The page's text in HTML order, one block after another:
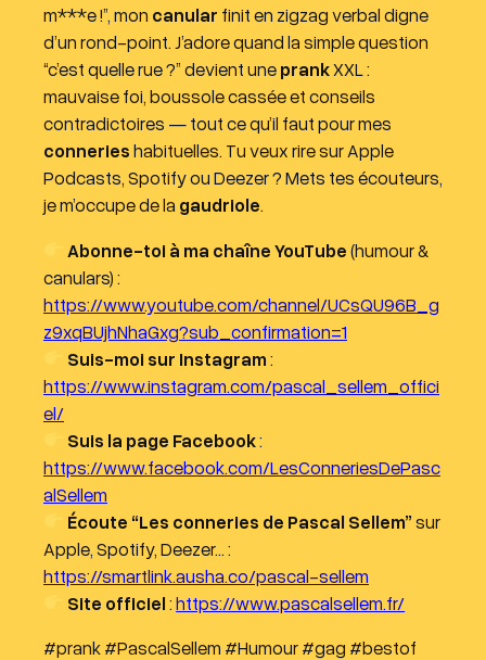
m***e !”, mon canular finit en zigzag verbal digne
d’un rond-point. J’adore quand la simple question
“c’est quelle rue ?” devient uneprankXXL :
mauvaise foi, boussole cassée et conseils
contradictoires — tout ce qu’il faut pour mes
connerieshabituelles. Tu veux rire sur Apple
Podcasts, Spotify ou Deezer ? Mets tes écouteurs,
je m’occupe de la gaudriole.
Abonne-toi à ma chaîne YouTube(humour &
canulars) :
https://www.youtube.com/channel/UCsQU96B_g
z9xqBUjhNhaGxg?sub_confirmation=1
Suis-moi sur Instagram:
https://www.instagram.com/pascal_sellem_offici
el/
Suis la page Facebook:
https://www.facebook.com/LesConneriesDePasc
alSellem
Écoute “Les conneries de Pascal Sellem”sur
Apple, Spotify, Deezer… :
https://smartlink.ausha.co/pascal-sellem
Site officiel:https://www.pascalsellem.fr/
#prank #PascalSellem #Humour #gag #bestof